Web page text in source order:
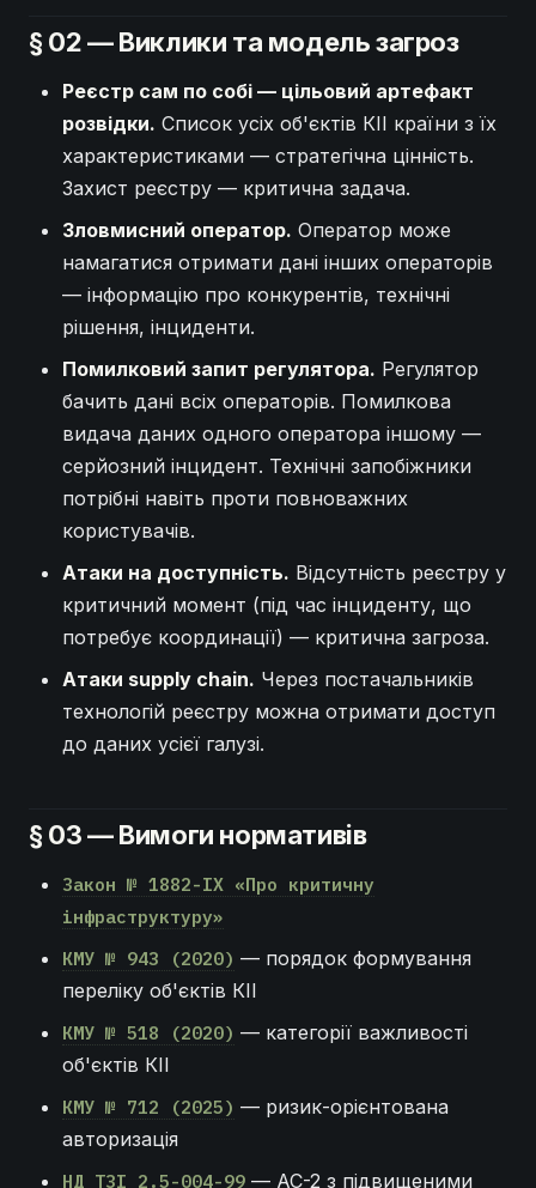
§ 02 — Виклики та модель загроз
Реєстр сам по собі — цільовий артефакт
розвідки. Список усіх об'єктів КІІ країни з їх
характеристиками — стратегічна цінність.
Захист реєстру — критична задача.
Зловмисний оператор. Оператор може
намагатися отримати дані інших операторів
— інформацію про конкурентів, технічні
рішення, інциденти.
Помилковий запит регулятора. Регулятор
бачить дані всіх операторів. Помилкова
видача даних одного оператора іншому —
серйозний інцидент. Технічні запобіжники
потрібні навіть проти повноважних
користувачів.
Атаки на доступність. Відсутність реєстру у
критичний момент (під час інциденту, що
потребує координації) — критична загроза.
Атаки supply chain. Через постачальників
технологій реєстру можна отримати доступ
до даних усієї галузі.
§ 03 — Вимоги нормативів
Закон № 1882-IX «Про критичну
інфраструктуру»
КМУ № 943 (2020) — порядок формування
переліку об'єктів КІІ
КМУ № 518 (2020) — категорії важливості
об'єктів КІІ
КМУ № 712 (2025) — ризик-орієнтована
авторизація
НД ТЗІ 2.5-004-99 — АС-2 з підвищеними